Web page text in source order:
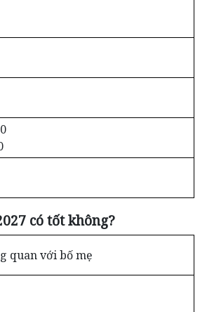
có tốt không?
quan với bố mẹ